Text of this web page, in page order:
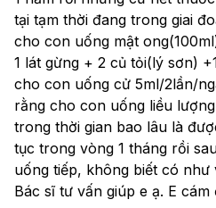
tại tạm thời đang trong giai
cho con uống mật
1 lát gừng + 2 củ tỏi(lý sơn)
cho con uống cử 5ml/2lần/
rằng cho con uống liều
trong thời gian bao lâu là
tục trong vòng 1 tháng rồi
uống tiếp, không biết có
Bác sĩ tư vấn giúp e ạ. E cám